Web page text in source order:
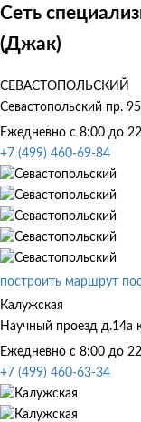
Сеть
(Джак)
СЕВАСТОПОЛЬСКИЙ
Севастопольский пр.
Ежедневно с 8:00 до
+7 (499) 460-69-84
построить маршрут
Калужская
Научный проезд д.14а
Ежедневно с 8:00 до
+7 (499) 460-63-34